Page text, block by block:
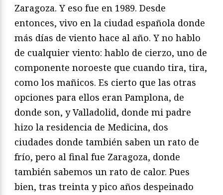
Zaragoza. Y eso fue en 1989. Desde
entonces, vivo en la ciudad española donde
más días de viento hace al año. Y no hablo
de cualquier viento: hablo de cierzo, uno de
componente noroeste que cuando tira, tira,
como los mañicos. Es cierto que las otras
opciones para ellos eran Pamplona, de
donde son, y Valladolid, donde mi padre
hizo la residencia de Medicina, dos
ciudades donde también saben un rato de
frío, pero al final fue Zaragoza, donde
también sabemos un rato de calor. Pues
bien, tras treinta y pico años despeinado